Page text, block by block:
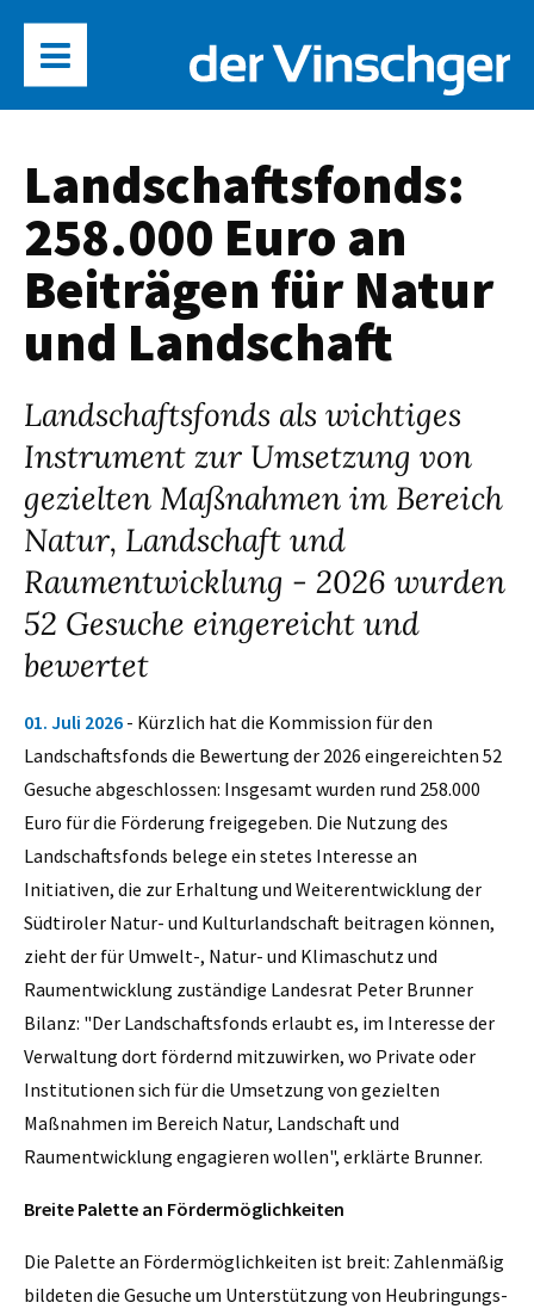
Landschaftsfonds:
258.000 Euro an
Beiträgen für Natur
und Landschaft
Landschaftsfonds als wichtiges
Instrument zur Umsetzung von
gezielten Maßnahmen im Bereich
Natur, Landschaft und
Raumentwicklung - 2026 wurden
52 Gesuche eingereicht und
bewertet
01. Juli 2026 - Kürzlich hat die Kommission für den
Landschaftsfonds die Bewertung der 2026 eingereichten 52
Gesuche abgeschlossen: Insgesamt wurden rund 258.000
Euro für die Förderung freigegeben. Die Nutzung des
Landschaftsfonds belege ein stetes Interesse an
Initiativen, die zur Erhaltung und Weiterentwicklung der
Südtiroler Natur- und Kulturlandschaft beitragen können,
zieht der für Umwelt-, Natur- und Klimaschutz und
Raumentwicklung zuständige Landesrat Peter Brunner
Bilanz: "Der Landschaftsfonds erlaubt es, im Interesse der
Verwaltung dort fördernd mitzuwirken, wo Private oder
Institutionen sich für die Umsetzung von gezielten
Maßnahmen im Bereich Natur, Landschaft und
Raumentwicklung engagieren wollen", erklärte Brunner.
Breite Palette an Fördermöglichkeiten
Die Palette an Fördermöglichkeiten ist breit: Zahlenmäßig
bildeten die Gesuche um Unterstützung von Heubringungs-